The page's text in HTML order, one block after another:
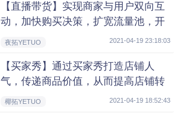
【直播带货】实现商家与用户双向互
动，加快购买决策，扩宽流量池，开
启 线上营销新局面。
夜拓YETUO 2021-04-19 23:18:03
【买家秀】通过买家秀打造店铺人
气，传递商品价值，从而提高店铺转
化率，实现低成本营销。
椰拓YETUO 2021-04-19 18:52:43